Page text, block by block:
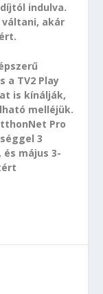
indulva.
akár
a TV2 Play
is kínálják,
melléjük.
Pro
3
május 3-